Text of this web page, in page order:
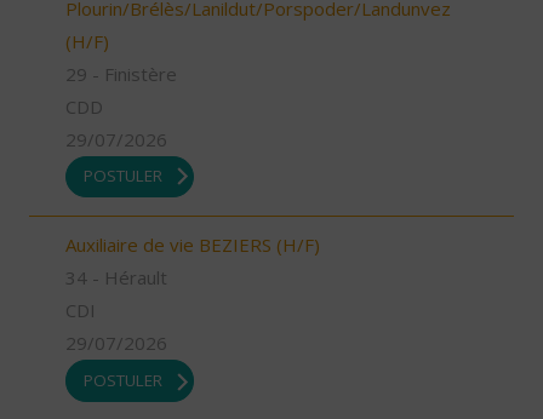
Plourin/Brélès/Lanildut/Porspoder/Landunvez
(H/F)
29 - Finistère
CDD
29/07/2026
POSTULER
Auxiliaire de vie BEZIERS (H/F)
34 - Hérault
CDI
29/07/2026
POSTULER